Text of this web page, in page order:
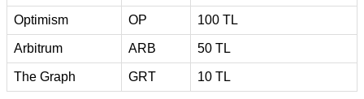
Optimism OP 100 TL
Arbitrum ARB 50 TL
The Graph GRT 10 TL